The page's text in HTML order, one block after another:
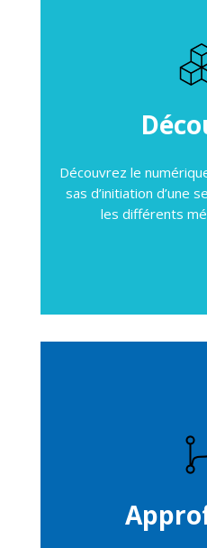
Découvrez le
sas d’initiation d’une
les différents